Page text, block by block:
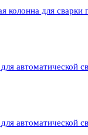
колонна для
для автоматической
для автоматической